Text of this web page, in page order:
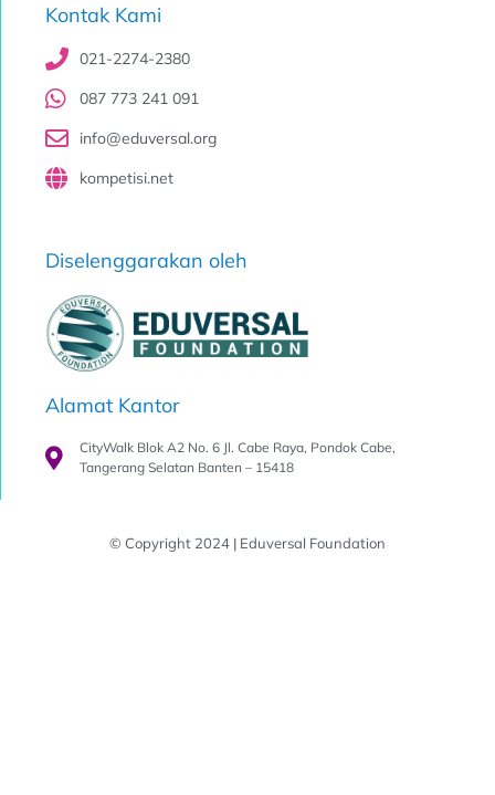
Kontak Kami
021-2274-2380
087 773 241 091
info@eduversal.org
kompetisi.net
Diselenggarakan oleh
Alamat Kantor
CityWalk Blok A2 No. 6 Jl. Cabe Raya, Pondok Cabe,
Tangerang Selatan Banten – 15418
© Copyright 2024 | Eduversal Foundation